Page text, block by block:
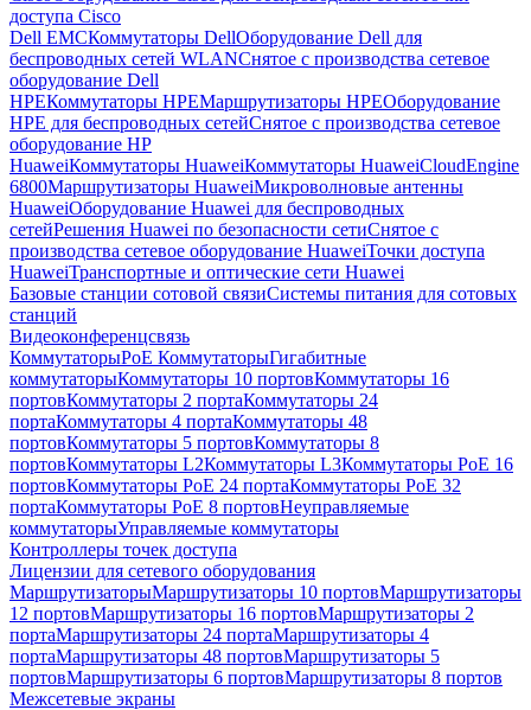
доступа Cisco
Dell EMCКоммутаторы DellОборудование Dell для
беспроводных сетей WLANСнятое с производства сетевое
оборудование Dell
HPEКоммутаторы HPEМаршрутизаторы HPEОборудование
HPE для беспроводных сетейСнятое с производства сетевое
оборудование HP
HuaweiКоммутаторы HuaweiКоммутаторы HuaweiCloudEngine
6800Маршрутизаторы HuaweiМикроволновые антенны
HuaweiОборудование Huawei для беспроводных
сетейРешения Huawei по безопасности сетиСнятое с
производства сетевое оборудование HuaweiТочки доступа
HuaweiТранспортные и оптические сети Huawei
Базовые станции сотовой связиСистемы питания для сотовых
станций
Видеоконференцсвязь
КоммутаторыPoE КоммутаторыГигабитные
коммутаторыКоммутаторы 10 портовКоммутаторы 16
портовКоммутаторы 2 портаКоммутаторы 24
портаКоммутаторы 4 портаКоммутаторы 48
портовКоммутаторы 5 портовКоммутаторы 8
портовКоммутаторы L2Коммутаторы L3Коммутаторы PoE 16
портовКоммутаторы PoE 24 портаКоммутаторы PoE 32
портаКоммутаторы PoE 8 портовНеуправляемые
коммутаторыУправляемые коммутаторы
Контроллеры точек доступа
Лицензии для сетевого оборудования
МаршрутизаторыМаршрутизаторы 10 портовМаршрутизаторы
12 портовМаршрутизаторы 16 портовМаршрутизаторы 2
портаМаршрутизаторы 24 портаМаршрутизаторы 4
портаМаршрутизаторы 48 портовМаршрутизаторы 5
портовМаршрутизаторы 6 портовМаршрутизаторы 8 портов
Межсетевые экраны